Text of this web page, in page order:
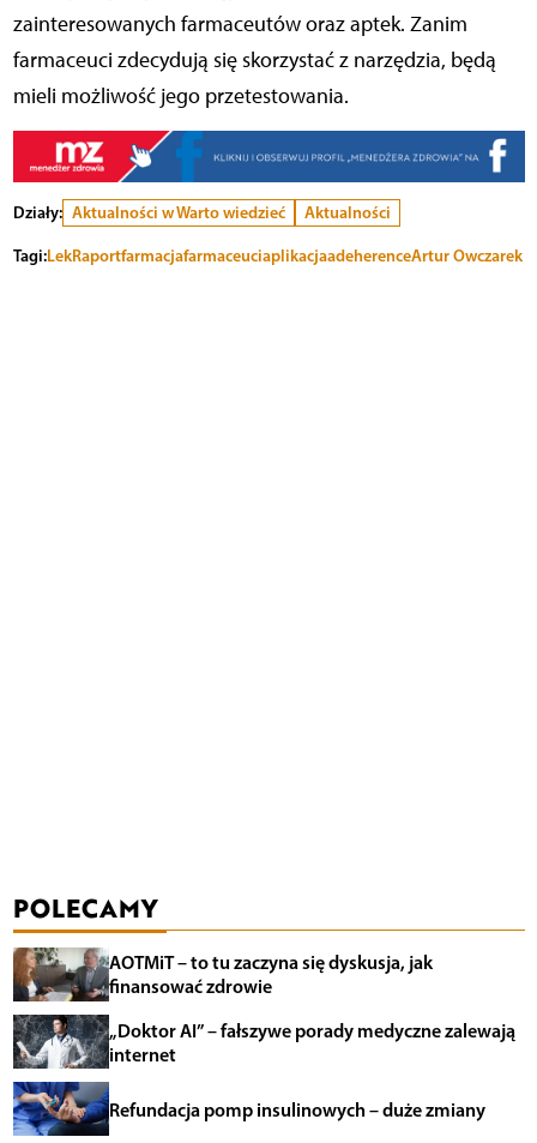
zainteresowanych farmaceutów oraz aptek. Zanim
farmaceuci zdecydują się skorzystać z narzędzia, będą
mieli możliwość jego przetestowania.
Działy: Aktualności w Warto wiedzieć
Aktualności
Tagi:LekRaportfarmacjafarmaceuciaplikacjaadeherenceArtur Owczarek
POLECAMY
AOTMiT – to tu zaczyna się dyskusja, jak
finansować zdrowie
„Doktor AI” – fałszywe porady medyczne zalewają
internet
Refundacja pomp insulinowych – duże zmiany